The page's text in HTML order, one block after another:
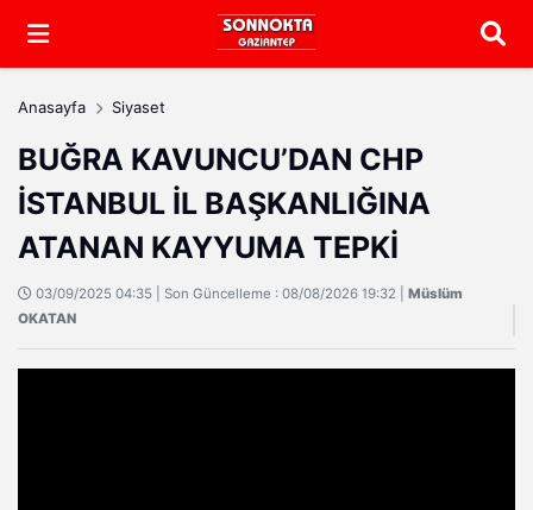
Arama
Anasayfa Siyaset
BUĞRA KAVUNCU’DAN CHP
İSTANBUL İL BAŞKANLIĞINA
ATANAN KAYYUMA TEPKİ
03/09/2025 04:35 | Son Güncelleme : 08/08/2026 19:32 | Müslüm
OKATAN